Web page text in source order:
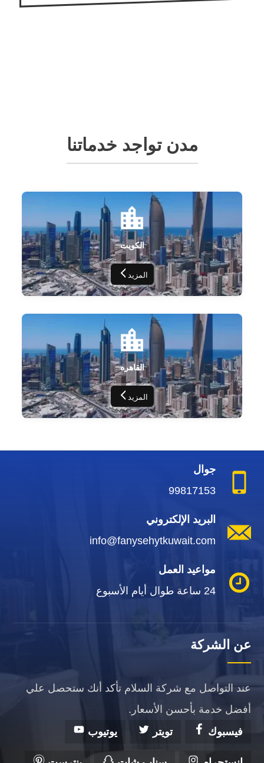
مدن تواجد خدماتنا
الكويت
المزيد
القاهره
المزيد
جوال
99817153
البريد الإلكتروني
info@fanysehytkuwait.com
مواعيد العمل
24 ساعة طوال أيام الأسبوع
عن الشركة
عند التواصل مع شركة السلام تأكد أنك ستحصل علي
أفضل خدمة بأحسن الأسعار.
فيسبوك
تويتر يوتيوب